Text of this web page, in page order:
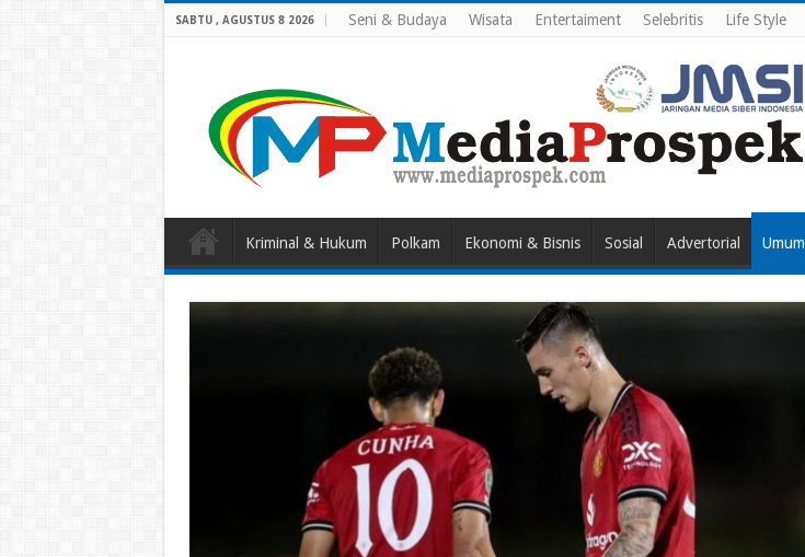
SABTU , AGUSTUS 8 2026 Seni & Budaya Wisata Entertaiment Selebritis Life Style
Kriminal & Hukum Polkam Ekonomi & Bisnis Sosial Advertorial Umum